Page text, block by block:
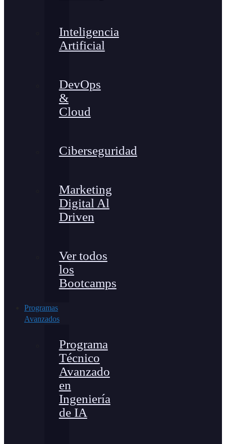
Inteligencia
Artificial
DevOps
&
Cloud
Ciberseguridad
Marketing
Digital Al
Driven
Ver todos
los
Bootcamps
Programas
Avanzados
Programa
Técnico
Avanzado
en
Ingeniería
de IA